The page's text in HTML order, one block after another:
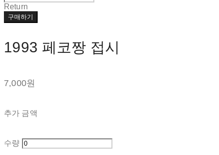
Return
구매하기
1993 페코짱 접시
7,000원
추가 금액
수량